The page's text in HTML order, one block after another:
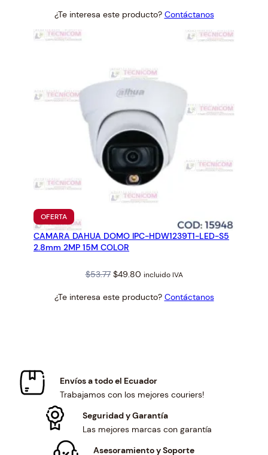
was:
is:
¿Te interesa este producto? Contáctanos
OFERTAPRODUCTO
EN
OFERTA
CAMARA DAHUA DOMO IPC-HDW1239T1-LED-S5
2.8mm 2MP 15M COLOR
$53.77 Original
was:
$49.80Current
is:
incluido IVA
¿Te interesa este producto? Contáctanos
Envíos a todo el Ecuador
Trabajamos con los mejores couriers!
Seguridad y Garantía
Las mejores marcas con garantía
Asesoramiento y Soporte